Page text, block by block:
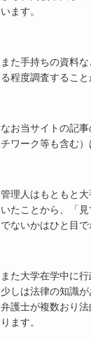
います。
また手持ちの資料
る程度調査すること
なお当サイトの記
チワーク等も含む）
管理人はもともと
いたことから、「
でないかはひと目で
また大学在学中に
少しは法律の知識
弁護士が複数おり
ります。